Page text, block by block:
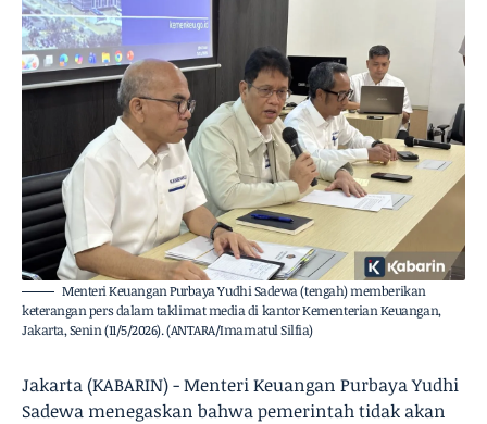
Menteri Keuangan Purbaya Yudhi Sadewa (tengah) memberikan
keterangan pers dalam taklimat media di kantor Kementerian Keuangan,
Jakarta, Senin (11/5/2026). (ANTARA/Imamatul Silfia)
Jakarta (KABARIN) - Menteri Keuangan Purbaya Yudhi
Sadewa menegaskan bahwa pemerintah tidak akan